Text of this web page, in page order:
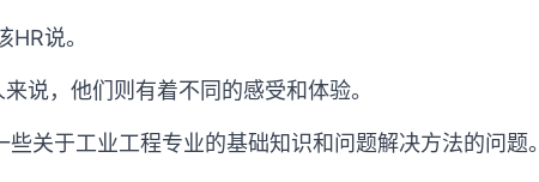
HR说。
说，他们则有着不同的感受和体验。
关于工业工程专业的基础知识和问题解决方法的问题。